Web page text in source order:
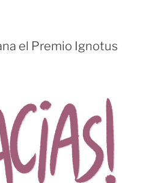
el Premio Ignotus